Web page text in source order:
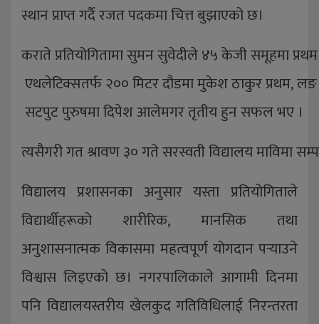
स्थान प्राप्त गर्दै रजत पदकमा चित्त बुझाएको छ।
कराते प्रतियोगितामा सुमन सुवेदीले ४५ केजी समूहमा
एथलेटिक्सतर्फ २०० मिटर दौडमा मुकेश ठाकुर प्रथम, लङ
सटपुट पुरुषमा दिपेश आलेमगर तृतीय हुन सफल भए ।
त्यसैगरी गत श्रावण ३० गते सरस्वती विद्यालय माविमा
विद्यालय प्रशासनका अनुसार यस्ता प्रतियोगिताले
विद्यार्थीहरूको शारीरिक, मानसिक तथा
अनुशासनात्मक विकासमा महत्वपूर्ण योगदान पर्‍याउने
विश्वास लिइएको छ। नगरपालिकाले आगामी दिनमा
पनि विद्यालयस्तरीय खेलकुद गतिविधिलाई निरन्तरता